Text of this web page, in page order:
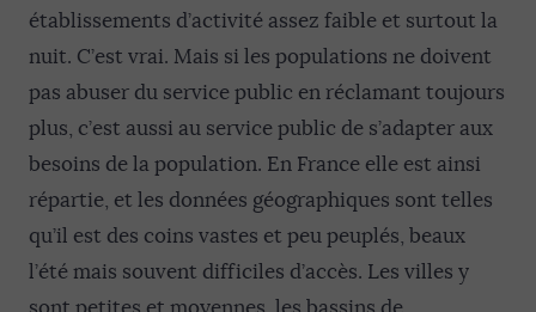
établissements d’activité assez faible et surtout la
nuit. C’est vrai. Mais si les populations ne doivent
pas abuser du service public en réclamant toujours
plus, c’est aussi au service public de s’adapter aux
besoins de la population. En France elle est ainsi
répartie, et les données géographiques sont telles
qu’il est des coins vastes et peu peuplés, beaux
l’été mais souvent difficiles d’accès. Les villes y